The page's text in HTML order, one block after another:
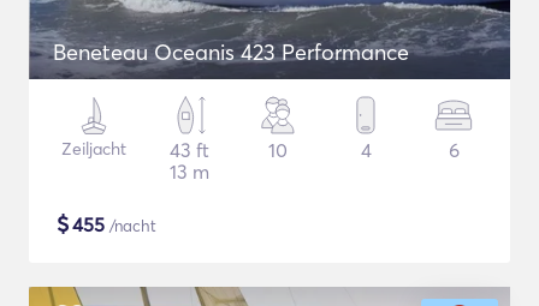
Beneteau Oceanis 423 Performance
Zeiljacht
43 ft
13 m
10 4 6
$455 /nacht